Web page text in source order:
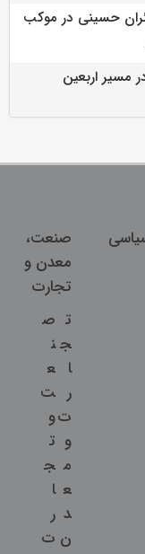
حسینی در موکب
مسیر اربعین
صنعت،
معدن و
تجارت
ت
ج
ا
ر
ت
و
م
ع
د
ن
ص
ن
ع
ت
و
ت
ج
ا
ر
ت